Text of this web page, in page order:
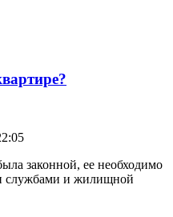
законной, ее необходимо
службами и жилищной